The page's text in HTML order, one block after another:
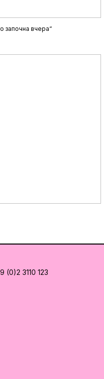
започна вчера“
(0)2 3110 123